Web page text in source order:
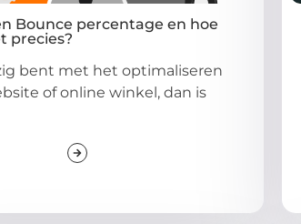
Bounce percentage en hoe
precies?
bent met het optimaliseren
of online winkel, dan is